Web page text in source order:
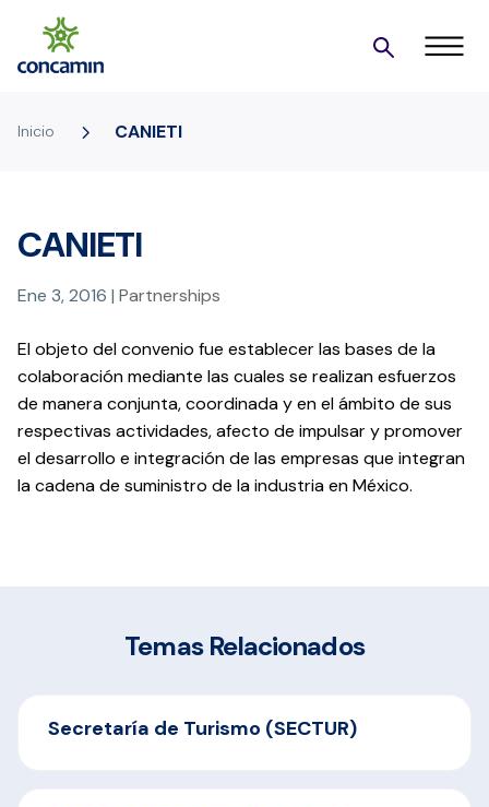
Inicio 5 CANIETI
CANIETI
Ene 3, 2016 | Partnerships
El objeto del convenio fue establecer las bases de la
colaboración mediante las cuales se realizan esfuerzos
de manera conjunta, coordinada y en el ámbito de sus
respectivas actividades, afecto de impulsar y promover
el desarrollo e integración de las empresas que integran
la cadena de suministro de la industria en México.
Temas Relacionados
Secretaría de Turismo (SECTUR)